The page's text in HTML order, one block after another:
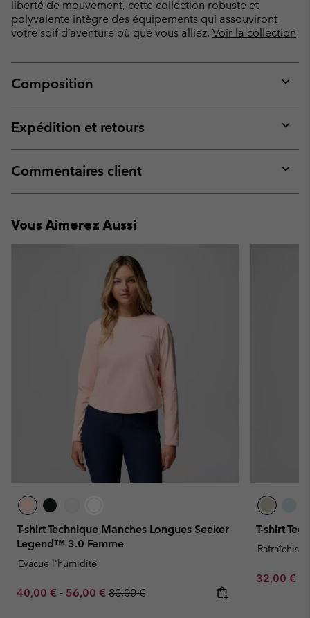
liberté de mouvement, cette collection robuste et
polyvalente intègre des équipements qui assouviront
votre soif d’aventure où que vous alliez. Voir la collection
Composition
or
Expédition et retours
or
Commentaires client
or
Vous Aimerez Aussi
T-shirt Technique Manches Longues Seeker
Legend™ 3.0 Femme
Evacue l'humidité
Minimum sale price:
40,00 € - Maximum sale price:
56,00 € Regular price:
80,00 €
T-shirt
Minimum
32,00 €